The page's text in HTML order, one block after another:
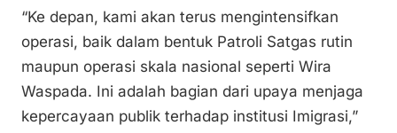
“Ke depan, kami akan terus mengintensifkan
operasi, baik dalam bentuk Patroli Satgas rutin
maupun operasi skala nasional seperti Wira
Waspada. Ini adalah bagian dari upaya menjaga
kepercayaan publik terhadap institusi Imigrasi,”